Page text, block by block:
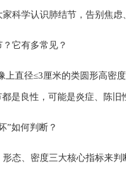
科学认识肺结节，告别焦虑
它有多常见？
上直径≤3厘米的类圆形高密
是良性，可能是炎症、陈
”如何判断？
态、密度三大核心指标来判